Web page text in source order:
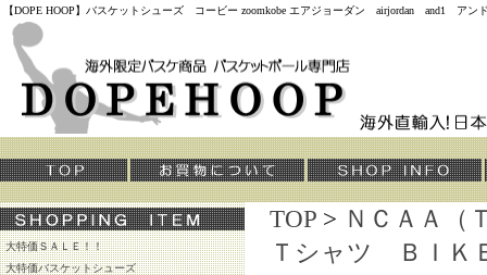
【DOPE HOOP】バスケットシューズ コービー zoomkobe エアジョーダン airjordan and1
大特価ＳＡＬＥ！！
大特価バスケットシューズ
TOP > ＮＣＡＡ（
Ｔシャツ ＢＩＫ